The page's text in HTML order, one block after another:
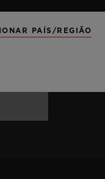
com as
PAÍS/REGIÃO